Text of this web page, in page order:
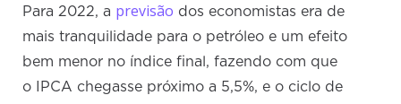
Para 2022, a previsão dos economistas era de
mais tranquilidade para o petróleo e um efeito
bem menor no índice final, fazendo com que
o IPCA chegasse próximo a 5,5%, e o ciclo de